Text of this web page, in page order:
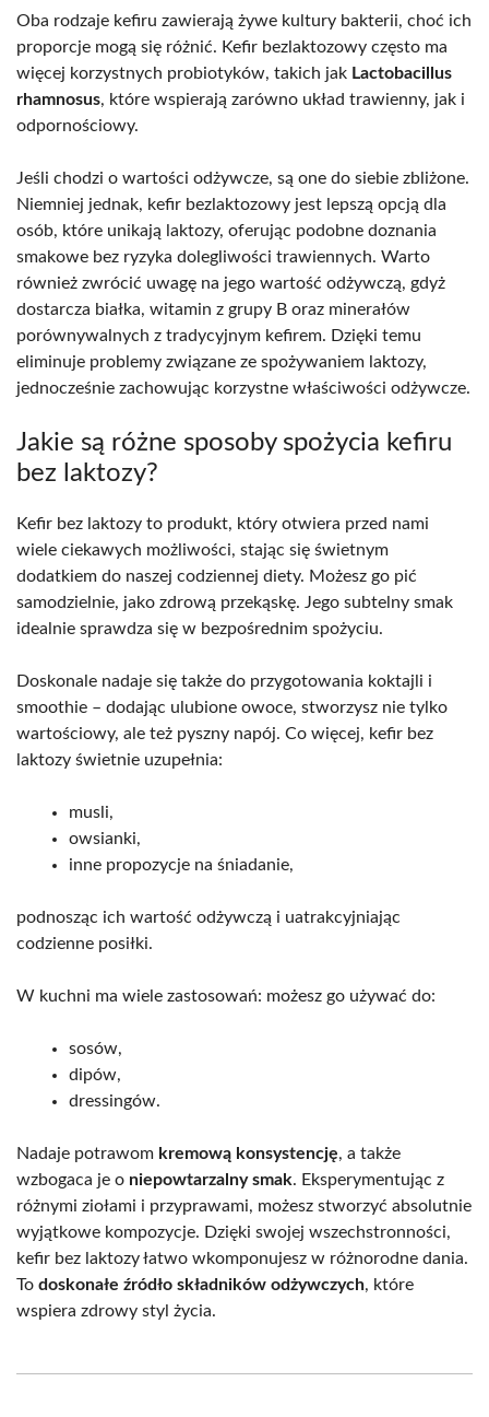
Oba rodzaje kefiru zawierają żywe kultury bakterii, choć ich
proporcje mogą się różnić. Kefir bezlaktozowy często ma
więcej korzystnych probiotyków, takich jak Lactobacillus
rhamnosus, które wspierają zarówno układ trawienny, jak i
odpornościowy.
Jeśli chodzi o wartości odżywcze, są one do siebie zbliżone.
Niemniej jednak, kefir bezlaktozowy jest lepszą opcją dla
osób, które unikają laktozy, oferując podobne doznania
smakowe bez ryzyka dolegliwości trawiennych. Warto
również zwrócić uwagę na jego wartość odżywczą, gdyż
dostarcza białka, witamin z grupy B oraz minerałów
porównywalnych z tradycyjnym kefirem. Dzięki temu
eliminuje problemy związane ze spożywaniem laktozy,
jednocześnie zachowując korzystne właściwości odżywcze.
Jakie są różne sposoby spożycia kefiru
bez laktozy?
Kefir bez laktozy to produkt, który otwiera przed nami
wiele ciekawych możliwości, stając się świetnym
dodatkiem do naszej codziennej diety. Możesz go pić
samodzielnie, jako zdrową przekąskę. Jego subtelny smak
idealnie sprawdza się w bezpośrednim spożyciu.
Doskonale nadaje się także do przygotowania koktajli i
smoothie – dodając ulubione owoce, stworzysz nie tylko
wartościowy, ale też pyszny napój. Co więcej, kefir bez
laktozy świetnie uzupełnia:
musli,
owsianki,
inne propozycje na śniadanie,
podnosząc ich wartość odżywczą i uatrakcyjniając
codzienne posiłki.
W kuchni ma wiele zastosowań: możesz go używać do:
sosów,
dipów,
dressingów.
Nadaje potrawom kremową konsystencję, a także
wzbogaca je o niepowtarzalny smak. Eksperymentując z
różnymi ziołami i przyprawami, możesz stworzyć absolutnie
wyjątkowe kompozycje. Dzięki swojej wszechstronności,
kefir bez laktozy łatwo wkomponujesz w różnorodne dania.
To doskonałe źródło składników odżywczych, które
wspiera zdrowy styl życia.